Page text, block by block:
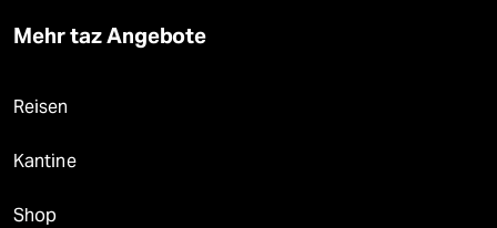
Mehr taz Angebote
Reisen
Kantine
Shop